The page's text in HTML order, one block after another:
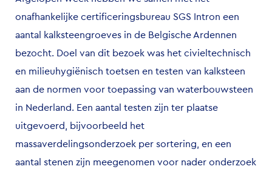
onafhankelijke certificeringsbureau SGS Intron een
aantal kalksteengroeves in de Belgische Ardennen
bezocht. Doel van dit bezoek was het civieltechnisch
en milieuhygiënisch toetsen en testen van kalksteen
aan de normen voor toepassing van waterbouwsteen
in Nederland. Een aantal testen zijn ter plaatse
uitgevoerd, bijvoorbeeld het
massaverdelingsonderzoek per sortering, en een
aantal stenen zijn meegenomen voor nader onderzoek